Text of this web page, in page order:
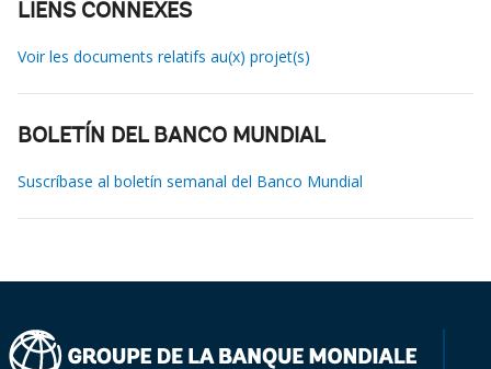
LIENS CONNEXES
Voir les documents relatifs au(x) projet(s)
BOLETÍN DEL BANCO MUNDIAL
Suscríbase al boletín semanal del Banco Mundial